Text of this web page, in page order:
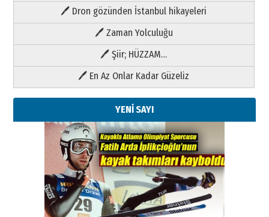
🖊 Dron gözünden İstanbul hikayeleri
🖊 Zaman Yolculuğu
🖊 Şiir; HÜZZAM…
🖊 En Az Onlar Kadar Güzeliz
YENİ SAYI